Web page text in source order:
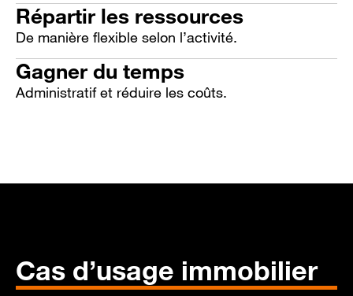
Répartir les ressources
De manière flexible selon l’activité.
Gagner du temps
Administratif et réduire les coûts.
Cas d’usage immobilier